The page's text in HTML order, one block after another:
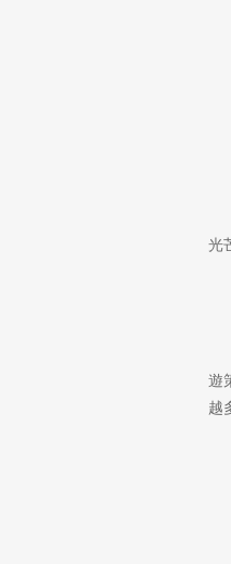
光
遊
越